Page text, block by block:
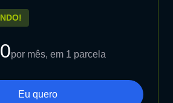
por mês, em 1 parcela
Eu quero